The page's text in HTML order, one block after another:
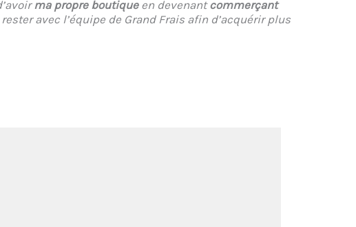
ma propre boutiqueen devenantcommerçant
avec l’équipe de Grand Frais afin d’acquérir plus